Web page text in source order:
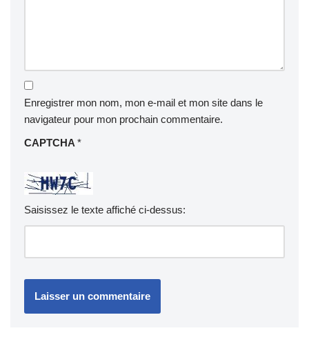
Enregistrer mon nom, mon e-mail et mon site dans le
navigateur pour mon prochain commentaire.
CAPTCHA *
Saisissez le texte affiché ci-dessus: